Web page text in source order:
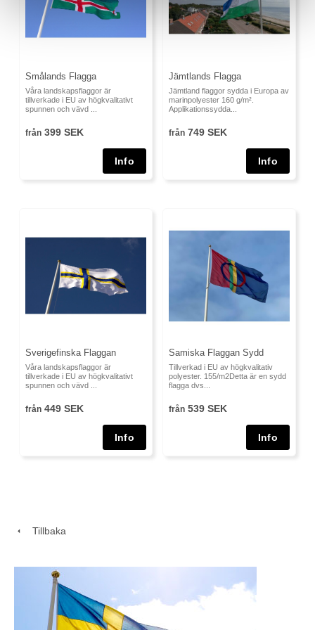
Smålands Flagga
Våra landskapsflaggor är
tillverkade i EU av högkvalitativt
spunnen och vävd ...
från 399 SEK
Jämtlands Flagga
Jämtland flaggor sydda i Europa av
marinpolyester 160 g/m².
Applikationssydda...
från 749 SEK
Sverigefinska Flaggan
Våra landskapsflaggor är
tillverkade i EU av högkvalitativt
spunnen och vävd ...
från 449 SEK
Samiska Flaggan Sydd
Tillverkad i EU av högkvalitativ
polyester. 155/m2Detta är en sydd
flagga dvs...
från 539 SEK
Tillbaka